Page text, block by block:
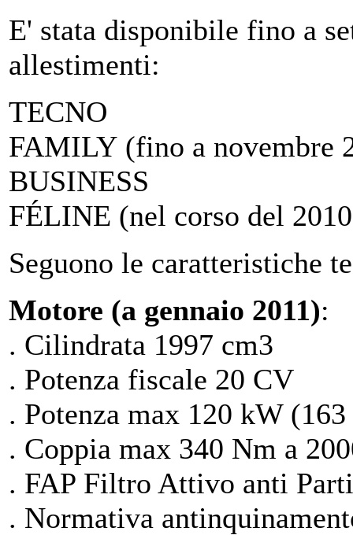
E' stata disponibile fino a
allestimenti:
TECNO
FAMILY (fino a novembre
BUSINESS
FÉLINE (nel corso del
Seguono le caratteristiche
Motore (a gennaio 2011):
. Cilindrata 1997 cm3
. Potenza fiscale 20 CV
. Potenza max 120 kW
. Coppia max 340 Nm a
. FAP Filtro Attivo anti
. Normativa